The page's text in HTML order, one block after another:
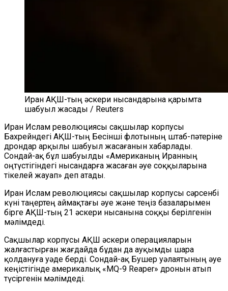
Иран АҚШ-тың әскери нысандарына қарымта
шабуыл жасады / Reuters
Иран Ислам революциясы сақшылар корпусы
Бахрейндегі АҚШ-тың Бесінші флотының штаб-пәтеріне
дрондар арқылы шабуыл жасағанын хабарлады.
Сондай-ақ бұл шабуылды «Американың Иранның
оңтүстігіндегі нысандарға жасаған әуе соққыларына
тікелей жауап» деп атады.
Иран Ислам революциясы сақшылар корпусы сәрсенбі
күні таңертең аймақтағы әуе және теңіз базаларымен
бірге АҚШ-тың 21 әскери нысанына соққы берілгенін
мәлімдеді.
Сақшылар корпусы АҚШ әскери операцияларын
жалғастырған жағдайда бұдан да ауқымды шара
қолдануға уәде берді. Сондай-ақ Бушер уәлаятының әуе
кеңістігінде америкалық «MQ-9 Reaper» дронын атып
түсіргенін мәлімдеді.